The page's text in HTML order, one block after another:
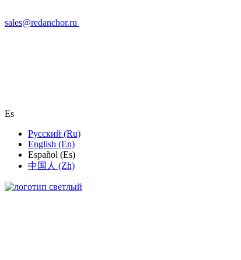
sales@redanchor.ru
Es
Русский (Ru)
English (En)
Español (Es)
中国人 (Zh)